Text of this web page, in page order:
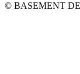
© BASEMENT